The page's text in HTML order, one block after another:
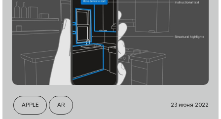
APPLE AR 23 июня 2022